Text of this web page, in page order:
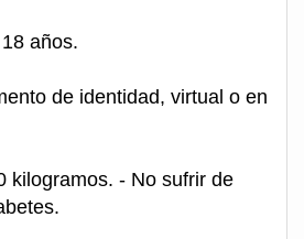
años.
de identidad, virtual o en
kilogramos. - No sufrir de